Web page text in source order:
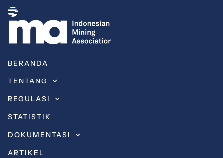
BERANDA
TENTANG
REGULASI
STATISTIK
DOKUMENTASI
ARTIKEL